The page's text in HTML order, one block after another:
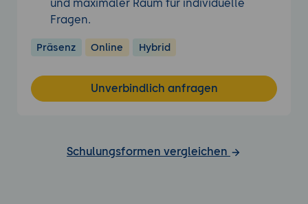
und maximaler Raum für individuelle
Fragen.
Präsenz Online Hybrid
Unverbindlich anfragen
Schulungsformen vergleichen